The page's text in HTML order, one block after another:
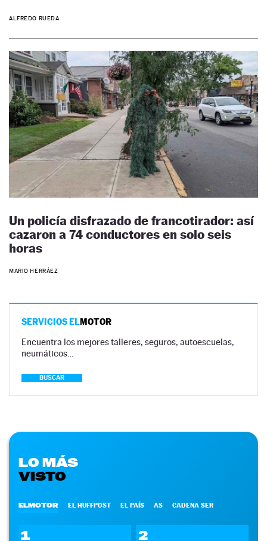
ALFREDO RUEDA
Un policía disfrazado de francotirador: así
cazaron a 74 conductores en solo seis
horas
MARIO HERRÁEZ
SERVICIOS ELMOTOR
Encuentra los mejores talleres, seguros, autoescuelas,
neumáticos…
BUSCAR
LO MÁS
VISTO
ELMOTOR EL HUFFPOST EL PAÍS AS CADENA SER
1 2